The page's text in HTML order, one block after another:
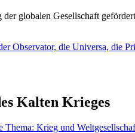
globalen Gesellschaft
Observator, die Universa, die
Kalten Krieges
Thema: Krieg und